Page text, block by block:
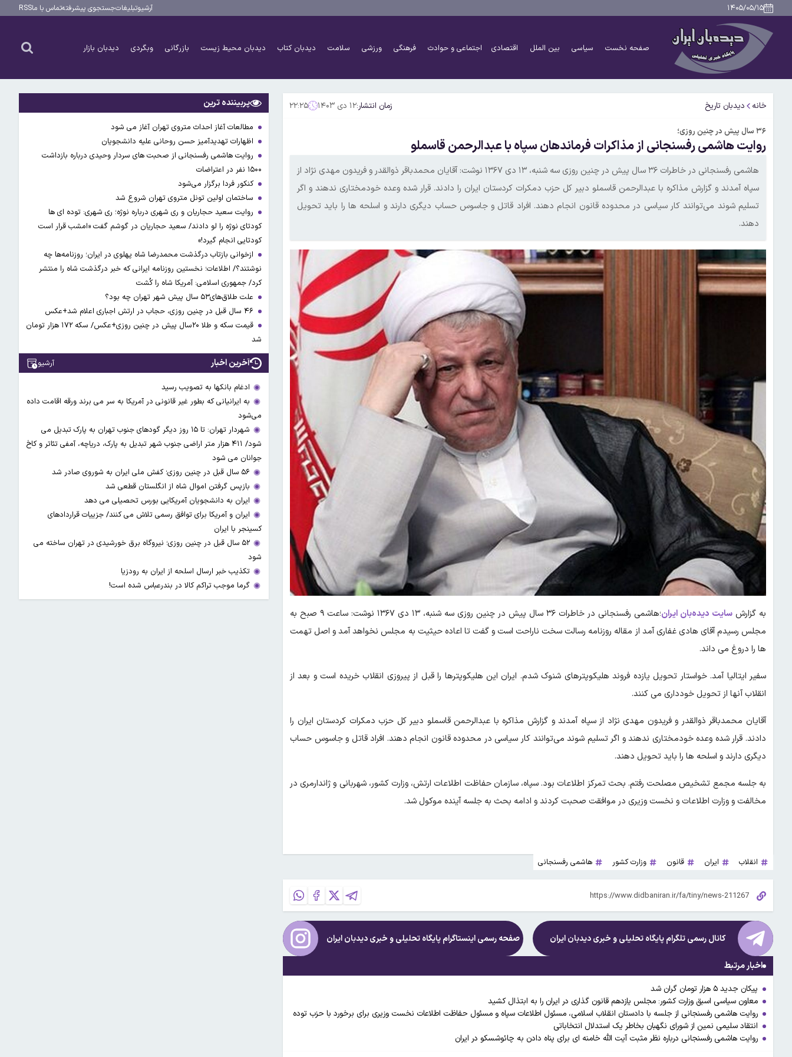
۱۴۰۵/۰۵/۱۵ آرشیوتبلیغاتجستجوی پیشرفتهتماس با ماRSS
صفحه نخست سیاسی بین الملل اقتصادی اجتماعی و حوادث فرهنگی ورزشی سلامت دیدبان کتاب دیدبان محیط زیست بازرگانی وبگردی دیدبان بازار
خانه دیدبان تاریخ زمان انتشار:۱۲ دی ۱۴۰۳ ۲۲:۲۵
۳۶ سال پیش در چنین روزی؛
روایت هاشمی رفسنجانی از مذاکرات فرماندهان سپاه با عبدالرحمن قاسملو
هاشمی رفسنجانی در خاطرات ۳۶ سال پیش در چنین روزی سه شنبه، ۱۳ دی ۱۳۶۷ نوشت: آقایان محمدباقر ذوالقدر و فریدون مهدی نژاد از
سپاه آمدند و گزارش مذاکره با عبدالرحمن قاسملو دبیر کل حزب دمکرات کردستان ایران را دادند. قرار شده وعده خودمختاری ندهند و اگر
تسلیم شوند می‌توانند کار سیاسی در محدوده قانون انجام دهند. افراد قاتل و جاسوس حساب دیگری دارند و اسلحه ها را باید تحویل
دهند.
به گزارش سایت دیده‌بان ایران
؛هاشمی رفسنجانی در خاطرات ۳۶ سال پیش در چنین روزی سه شنبه، ۱۳ دی ۱۳۶۷ نوشت: ساعت ۹ صبح به
مجلس رسیدم آقای هادی غفاری آمد از مقاله روزنامه رسالت سخت ناراحت است و گفت تا اعاده حیثیت به مجلس نخواهد آمد و اصل تهمت
ها را دروغ می داند.
سفیر ایتالیا آمد. خواستار تحویل یازده فروند هلیکوپترهای شنوک شدم. ایران این هلیکوپترها را قبل از پیروزی انقلاب خریده است و بعد از
انقلاب آنها از تحویل خودداری می کنند.
آقایان محمدباقر ذوالقدر و فریدون مهدی نژاد از سپاه آمدند و گزارش مذاکره با عبدالرحمن قاسملو دبیر کل حزب دمکرات کردستان ایران را
دادند. قرار شده وعده خودمختاری ندهند و اگر تسلیم شوند می‌توانند کار سیاسی در محدوده قانون انجام دهند. افراد قاتل و جاسوس حساب
دیگری دارند و اسلحه ها را باید تحویل دهند.
به جلسه مجمع تشخیص مصلحت رفتم. بحث تمرکز اطلاعات بود. سپاه، سازمان حفاظت اطلاعات ارتش، وزارت کشور، شهربانی و ژاندارمری در
مخالفت و وزارت اطلاعات و نخست وزیری در موافقت صحبت کردند و ادامه بحث به جلسه آینده موکول شد.
انقلاب ایران قانون وزارت کشور هاشمی رفسنجانی
کانال رسمی تلگرام پایگاه تحلیلی و خبریدیدبان ایران صفحه رسمی اینستاگرام پایگاه تحلیلی و خبریدیدبان ایران
اخبار مرتبط
پیکان جدید ۵ هزار تومان گران شد
معاون سیاسی اسبق وزارت کشور: مجلس یازدهم قانون گذاری در ایران را به ابتذال کشید
روایت هاشمی رفسنجانی از جلسه با دادستان انقلاب اسلامی، مسئول اطلاعات سپاه و مسئول حفاظت اطلاعات نخست وزیری برای برخورد با حزب توده
انتقاد سلیمی نمین از شورای نگهبان بخاطر یک استدلال انتخاباتی
روایت هاشمی رفسنجانی درباره نظر مثبت آیت الله خامنه ای برای پناه دادن به چائوشسکو در ایران
پربیننده ترین
مطالعات آغاز احداث متروی تهران آغاز می شود
اظهارات تهدیدآمیز حسن روحانی علیه دانشجویان
روایت هاشمی رفسنجانی از صحبت های سردار وحیدی درباره بازداشت
۱۵۰۰ نفر در اعتراضات
کنکور فردا برگزار می‌شود
ساختمان اولین تونل متروی تهران شروع شد
روایت سعید حجاریان و ری شهری درباره نوژه؛ ری شهری: توده ای ها
کودتای نوژه را لو دادند/ سعید حجاریان در گوشم گفت «امشب قرار است
کودتایی انجام گیرد!»
ازخوانی بازتاب درگذشت محمدرضا شاه پهلوی در ایران؛ روزنامه‌ها چه
نوشتند؟/ اطلاعات؛ نخستین روزنامه ایرانی که خبر درگذشت شاه را منتشر
کرد/ جمهوری اسلامی: آمریکا شاه را کُشت
علت طلاق‌های۵۳ سال پیش شهر تهران چه بود؟
قیمت سکه و طلا ۲۰سال پیش در چنین روزی+عکس/ سکه ۱۷۲ هزار تومان
شد
آخرین اخبار آرشیو
ادغام بانکها به تصویب رسید
به ایرانیانی که بطور غیر قانونی در آمریکا به سر می برند ورقه اقامت داده
می‌شود
شهردار تهران: تا ۱۵ روز دیگر گودهای جنوب تهران به پارک تبدیل می
شود/ ۴۱۱ هزار متر اراضی جنوب شهر تبدیل به پارک، دریاچه، آمفی تئاتر و کاخ
جوانان می شود
۵۶ سال قبل در چنین روزی؛ کفش ملی ایران به شوروی صادر شد
بازپس گرفتن اموال شاه از انگلستان قطعی شد
ایران به دانشجویان آمریکایی بورس تحصیلی می دهد
ایران و آمریکا برای توافق رسمی تلاش می کنند/ جزییات قراردادهای
کسینجر با ایران
۵۲ سال قبل در چنین روزی؛ نیروگاه برق خورشیدی در تهران ساخته می
شود
تکذیب خبر ارسال اسلحه از ایران به رودزیا
گرما موجب تراکم کالا در بندرعباس شده است!